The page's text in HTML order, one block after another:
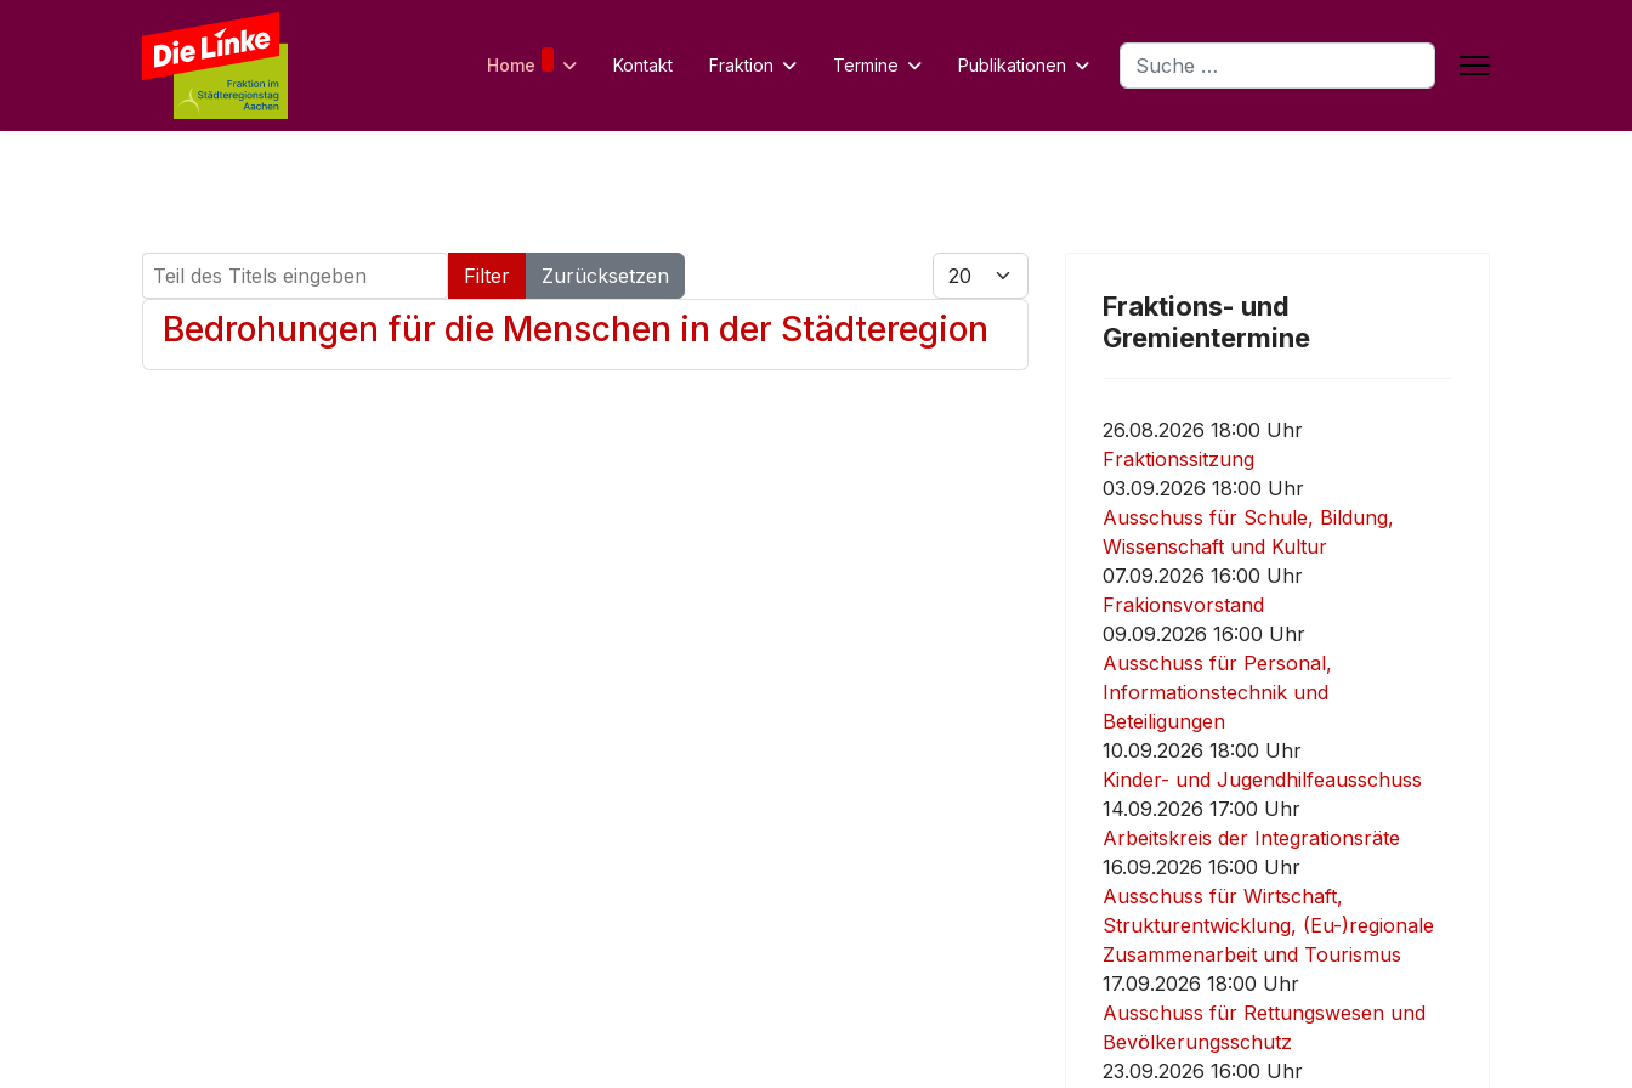
Home Kontakt Fraktion Termine Publikationen Suchen
Teil des Titels eingeben Filter Zurücksetzen Anzeige #
Bedrohungen für die Menschen in der Städteregion
Fraktions- und
Gremientermine
26.08.2026 18:00 Uhr
Fraktionssitzung
03.09.2026 18:00 Uhr
Ausschuss für Schule, Bildung,
Wissenschaft und Kultur
07.09.2026 16:00 Uhr
Frakionsvorstand
09.09.2026 16:00 Uhr
Ausschuss für Personal,
Informationstechnik und
Beteiligungen
10.09.2026 18:00 Uhr
Kinder- und Jugendhilfeausschuss
14.09.2026 17:00 Uhr
Arbeitskreis der Integrationsräte
16.09.2026 16:00 Uhr
Ausschuss für Wirtschaft,
Strukturentwicklung, (Eu-)regionale
Zusammenarbeit und Tourismus
17.09.2026 18:00 Uhr
Ausschuss für Rettungswesen und
Bevölkerungsschutz
23.09.2026 16:00 Uhr